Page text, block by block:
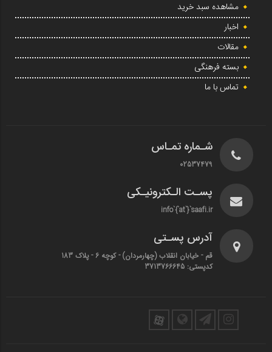
مشاهده سبد خرید
اخبار
مقالات
بسته فرهنگی
تماس با ما
شـماره تمـاس
02537479
پسـت الـکترونیـکی
info`{`at`}`saafi.ir
آدرس پسـتی
قم - خیابان انقلاب (چهارمردان)‌ - کوچه 6 - پلاک 183
کدپستی: 3713766645